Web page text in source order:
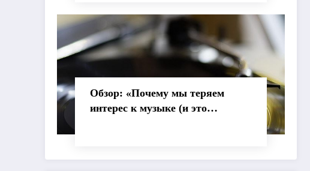
Обзор: «Почему мы теряем
интерес к музыке (и это